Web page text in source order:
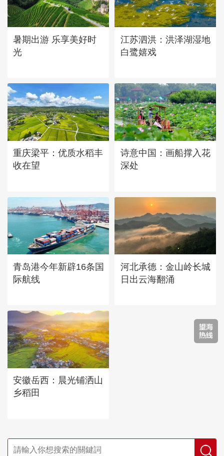
立秋近 采菱忙
暑期出游 乐享美好时
光
江苏泗洪：洪泽湖湿地
白鹭嬉戏
重庆梁平：优质水稻丰
收在望
诗意中国：画船撑入花
深处
青岛港今年新辟16条国
际航线
河北承德：金山岭长城
日出云海翻涌
安徽岳西：晨光铺洒山
乡稻田